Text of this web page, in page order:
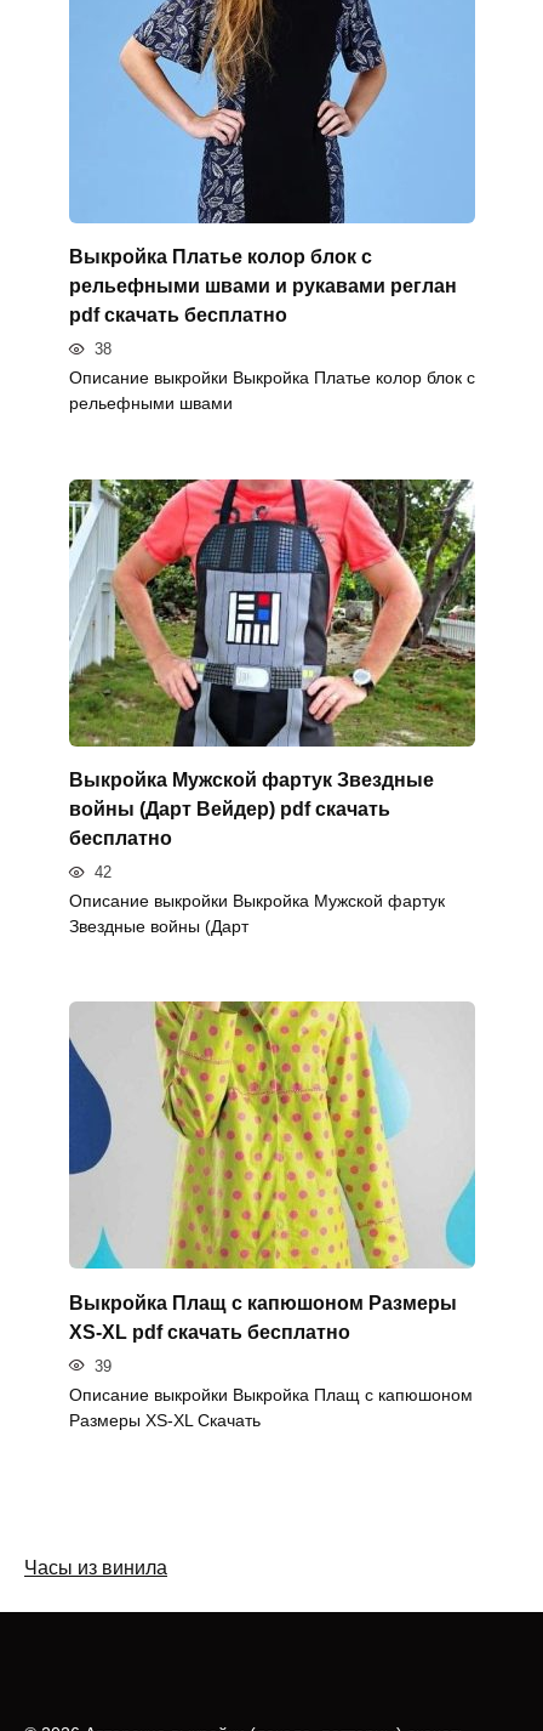
Выкройка Платье колор блок с
рельефными швами и рукавами реглан
pdf скачать бесплатно
38
Описание выкройки Выкройка Платье колор блок с
рельефными швами
Выкройка Мужской фартук Звездные
войны (Дарт Вейдер) pdf скачать
бесплатно
42
Описание выкройки Выкройка Мужской фартук
Звездные войны (Дарт
Выкройка Плащ с капюшоном Размеры
XS-XL pdf скачать бесплатно
39
Описание выкройки Выкройка Плащ с капюшоном
Размеры XS-XL Скачать
Часы из винила